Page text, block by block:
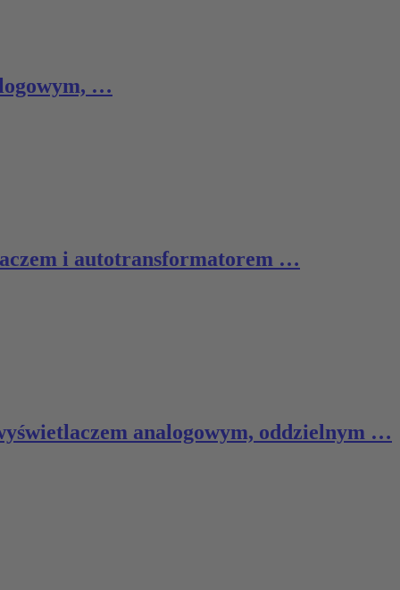
…
i autotransformatorem …
analogowym, oddzielnym …